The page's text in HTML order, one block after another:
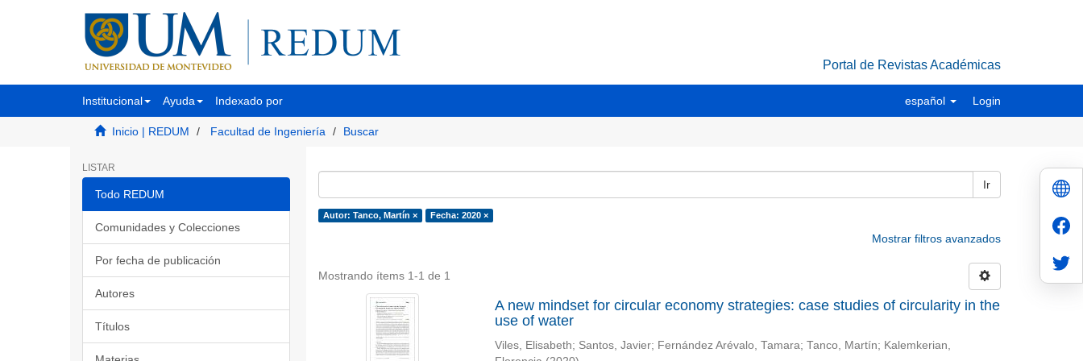
Portal de Revistas Académicas
Institucional Ayuda Indexado por español Login
Inicio | REDUM Facultad de Ingeniería Buscar
LISTAR
Todo REDUM
Comunidades y Colecciones
Por fecha de publicación
Autores
Títulos
Ir
Autor: Tanco, Martín × Fecha: 2020 ×
Mostrar filtros avanzados
Mostrando ítems 1-1 de 1
A new mindset for circular economy strategies: case studies of circularity in the
use of water
Viles, Elisabeth; Santos, Javier; Fernández Arévalo, Tamara; Tanco, Martín; Kalemkerian,